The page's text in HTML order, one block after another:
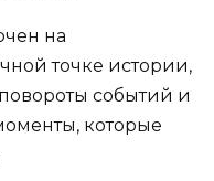
на
точке истории,
событий и
которые